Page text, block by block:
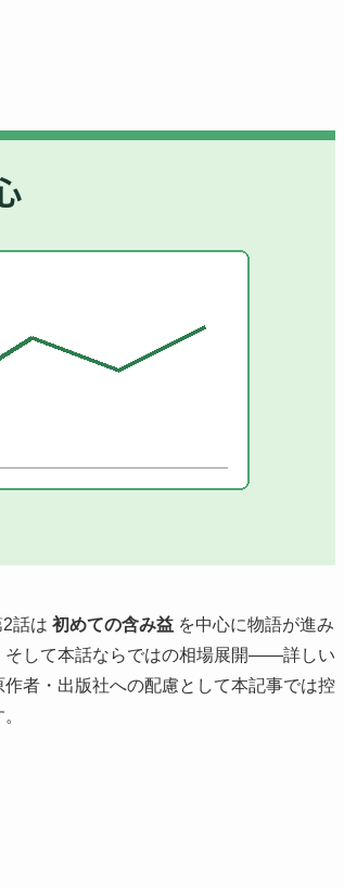
話は 初めての含み益 を中心に物語が進み
そして本話ならではの相場展開——詳しい
者・出版社への配慮として本記事では控